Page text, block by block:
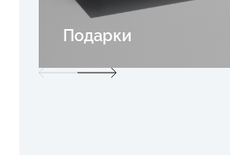
Подарки